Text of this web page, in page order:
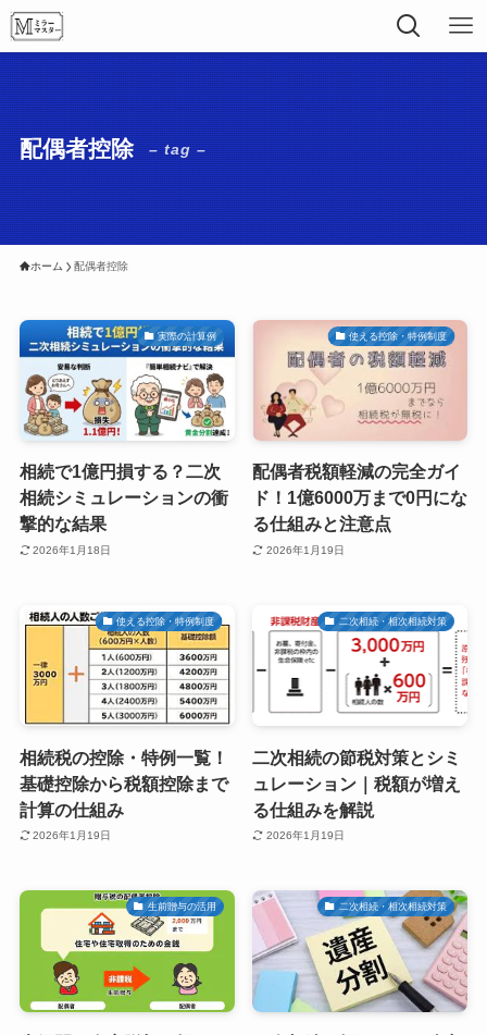
配偶者控除 – tag –
ホーム 配偶者控除
実際の計算例
相続で1億円損する？二次
相続シミュレーションの衝
撃的な結果
2026年1月18日
使える控除・特例制度
配偶者税額軽減の完全ガイ
ド！1億6000万まで0円にな
る仕組みと注意点
2026年1月19日
使える控除・特例制度
相続税の控除・特例一覧！
基礎控除から税額控除まで
計算の仕組み
2026年1月19日
二次相続・相次相続対策
二次相続の節税対策とシミ
ュレーション｜税額が増え
る仕組みを解説
2026年1月19日
生前贈与の活用 二次相続・相次相続対策